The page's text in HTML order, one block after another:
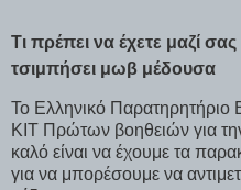
Τι πρέπει να έχετε μαζί
τσιμπήσει μωβ μέδουσα
Το Ελληνικό Παρατηρητήριο
ΚΙΤ Πρώτων βοηθειών για
καλό είναι να έχουμε τα
για να μπορέσουμε να